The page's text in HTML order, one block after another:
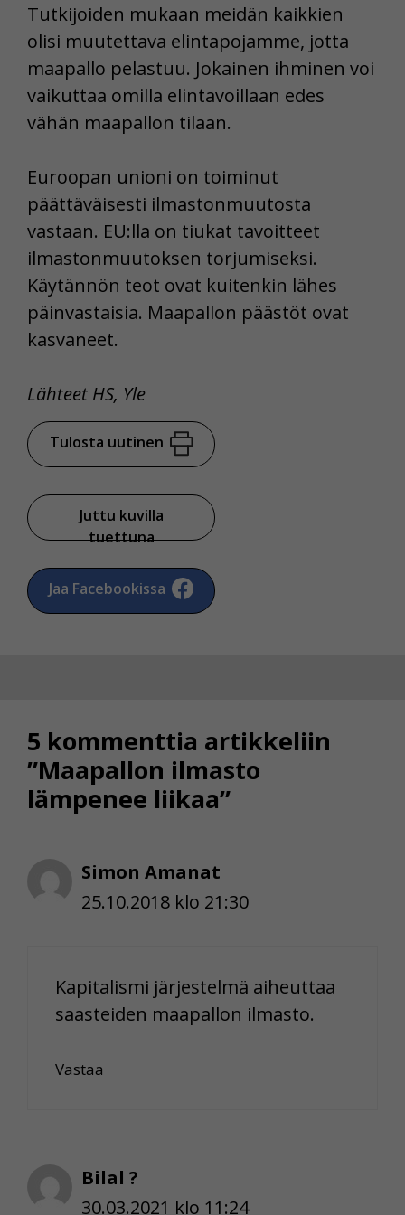
Tutkijoiden mukaan meidän kaikkien
olisi muutettava elintapojamme, jotta
maapallo pelastuu. Jokainen ihminen voi
vaikuttaa omilla elintavoillaan edes
vähän maapallon tilaan.
Euroopan unioni on toiminut
päättäväisesti ilmastonmuutosta
vastaan. EU:lla on tiukat tavoitteet
ilmastonmuutoksen torjumiseksi.
Käytännön teot ovat kuitenkin lähes
päinvastaisia. Maapallon päästöt ovat
kasvaneet.
Lähteet HS, Yle
Tulosta uutinen
Juttu kuvilla
tuettuna
Jaa Facebookissa
5 kommenttia artikkeliin
”Maapallon ilmasto
lämpenee liikaa”
Simon Amanat
25.10.2018 klo 21:30
Kapitalismi järjestelmä aiheuttaa
saasteiden maapallon ilmasto.
Vastaa
Bilal ?
30.03.2021 klo 11:24